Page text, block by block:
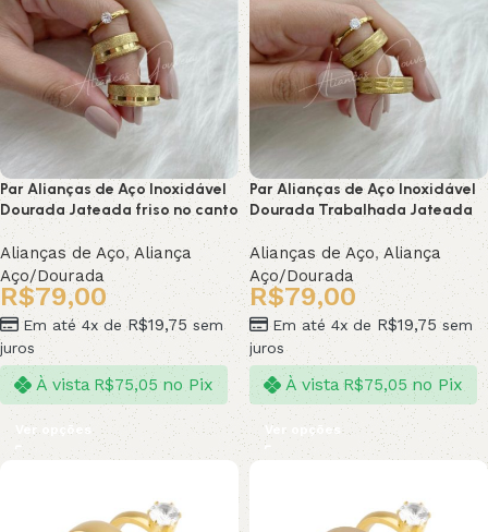
Par Alianças de Aço Inoxidável
Dourada Jateada friso no canto
Alianças de Aço,Aliança
Aço/Dourada
R$79,00
Em até 4x deR$19,75 sem
juros
À vista R$75,05 no Pix
Ver opções
Par Alianças de Aço Inoxidável
Dourada Trabalhada Jateada
Alianças de Aço,Aliança
Aço/Dourada
R$79,00
Em até 4x de R$19,75 sem
juros
À vista R$75,05 no Pix
Ver opções